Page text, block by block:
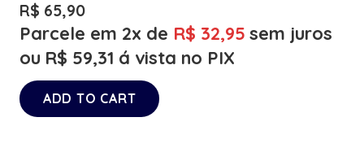
R$ 65,90
Parcele em 2x de R$ 32,95 sem juros
ou R$ 59,31 á vista no PIX
ADD TO CART